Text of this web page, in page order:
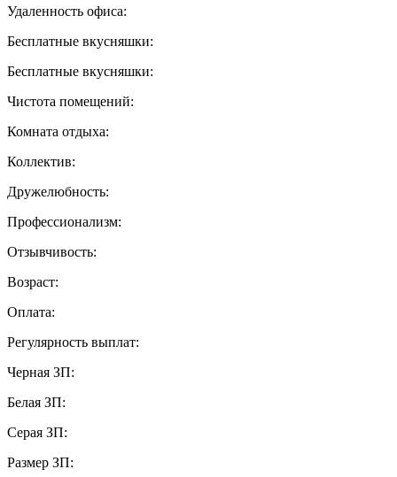
Удаленность офиса:
Бесплатные вкусняшки:
Бесплатные вкусняшки:
Чистота помещений:
Комната отдыха:
Коллектив:
Дружелюбность:
Профессионализм:
Отзывчивость:
Возраст:
Оплата:
Регулярность выплат:
Черная ЗП:
Белая ЗП:
Серая ЗП:
Размер ЗП: